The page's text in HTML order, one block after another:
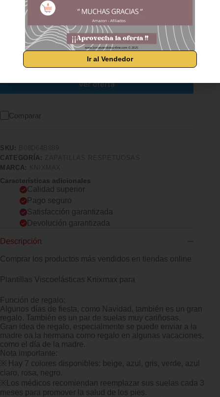
Plantillas viscoelásticas que ofrecen comodidad y
soporte diario, disponibles en varios colores para todo
tipo de calzado…
Ver oferta
Comparar
SKU:
CATEGORÍA:
MARCA:
Características adicionales
Calidad superior
Pago seguro
Satisfacción garantizada
Devolución garantizada
Descripción
Comprar los productos más vendidos en tiendas online
Plantillas Viscoelásticas Knixmax para
Función de regalo:
Algunos días de fiesta, como Navidad, también es un gran
regalo. También es un par de suelas muy cariñosas.
Gran idea de regalo, especialmente se puede enviar a la
madre oa la hermana como regalo en algunas vacaciones,
como el día de la madre.
Nota importante:
※ Hay 7 colores disponibles: beige, azul, gris, verde, azul
claro, rosa, negro.
※Los médicos recomiendan reemplazar sus suelas cada 3
meses para promover la salud de los pies.
Ir al Vendedor